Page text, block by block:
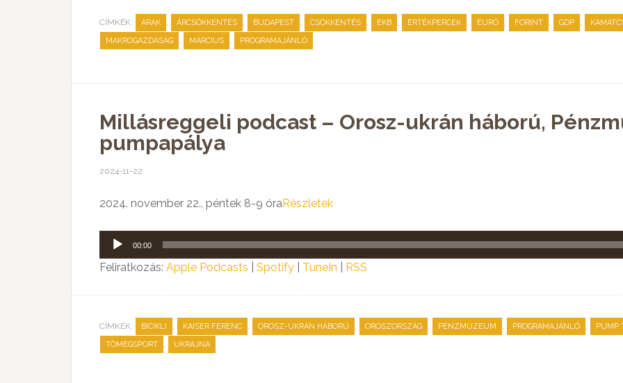
CÍMKÉK: ÁRAK , ÁRCSÖKKENTÉS , BUDAPEST , CSÖKKENTÉS , EKB , ÉRTÉKPERCEK , EURÓ , FORINT , GDP ,
MAKROGAZDASÁG , MÁRCIUS , PROGRAMAJÁNLÓ
Millásreggeli podcast – Orosz-ukrán háború,
pumpapálya
2024-11-22
2024. november 22., péntek 8-9 óraRészletek
Audió
lejátszó
00:00
Feliratkozás: Apple Podcasts Spotify TuneIn RSS
CÍMKÉK: BICIKLI , KAISER FERENC , OROSZ-UKRÁN HÁBORÚ , OROSZORSZÁG , PÉNZMÚZEUM , PROGRAMAJÁNLÓ , PUMP
TÖMEGSPORT , UKRAJNA